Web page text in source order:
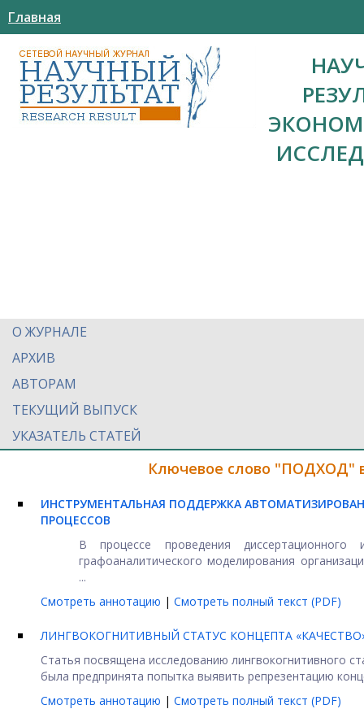
Главная
О ЖУРНАЛЕ
АРХИВ
АВТОРАМ
ТЕКУЩИЙ ВЫПУСК
УКАЗАТЕЛЬ СТАТЕЙ
Ключевое слово "ПОДХОД"
ИНСТРУМЕНТАЛЬНАЯ ПОДДЕРЖКА
ПРОЦЕССОВ
В процессе проведения
графоаналитического моделирования
...
Смотреть аннотацию | Смотреть полный текст (PDF)
ЛИНГВОКОГНИТИВНЫЙ СТАТУС КОНЦЕПТА
Статья посвящена исследованию лингвокогнитивного
была предпринята попытка выявить репрезентацию
Смотреть аннотацию | Смотреть полный текст (PDF)